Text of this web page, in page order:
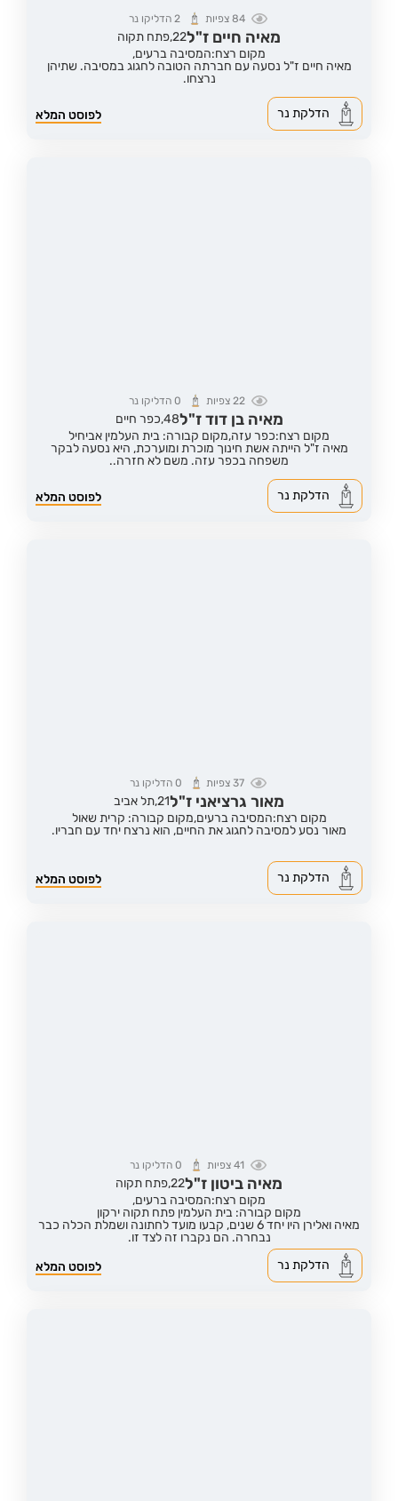
84 צפיות 2הדליקו נר
מאיה חיים ז"ל22,פתח תקוה
מקום רצח:המסיבה ברעים,
מאיה חיים ז"ל נסעה עם חברתה הטובה לחגוג במסיבה. שתיהן
נרצחו.
לפוסט המלא הדלקת נר
22 צפיות 0הדליקו נר
מאיה בן דוד ז"ל48, כפר חיים
מקום רצח:כפר עזה,מקום קבורה: בית העלמין אביחיל
מאיה ז"ל הייתה אשת חינוך מוכרת ומוערכת, היא נסעה לבקר
משפחה בכפר עזה. משם לא חזרה..
לפוסט המלא הדלקת נר
37צפיות 0 הדליקו נר
מאור גרציאני ז"ל21,תל אביב
מקום רצח:המסיבה ברעים,מקום קבורה: קרית שאול
מאור נסע למסיבה לחגוג את החיים, הוא נרצח יחד עם חבריו.
לפוסט המלא הדלקת נר
41 צפיות 0הדליקו נר
מאיה ביטון ז"ל22,פתח תקוה
מקום רצח:המסיבה ברעים,
מקום קבורה: בית העלמין פתח תקוה ירקון
מאיה ואלירן היו יחד 6 שנים, קבעו מועד לחתונה ושמלת הכלה כבר
נבחרה. הם נקברו זה לצד זו.
לפוסט המלא
הדלקת נר